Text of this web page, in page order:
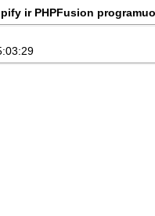
ir PHPFusion